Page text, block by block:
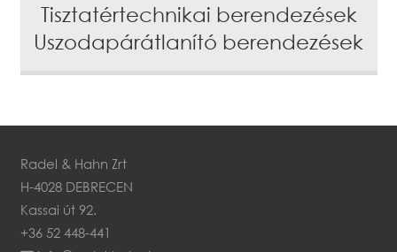
Tisztatértechnikai berendezések
Uszodapárátlanító berendezések
Radel & Hahn Zrt
H-4028 DEBRECEN
Kassai út 92.
+36 52 448-441